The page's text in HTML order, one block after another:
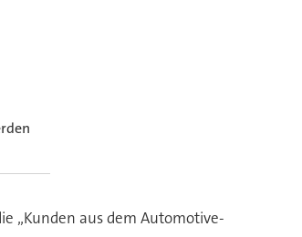
„Kunden aus dem Automotive-